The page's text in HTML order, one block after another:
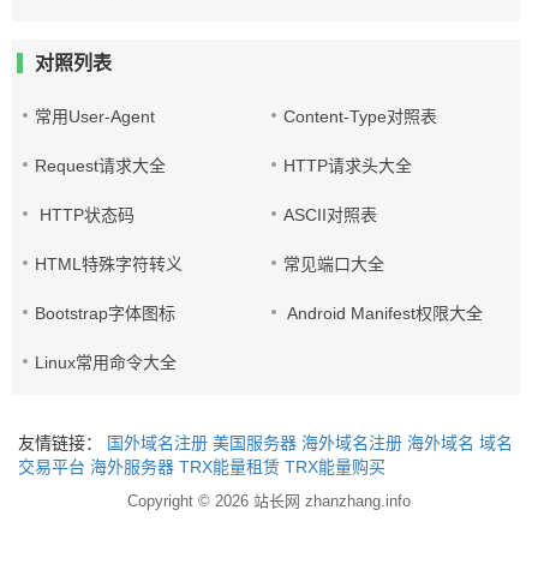
对照列表
常用User-Agent Content-Type对照表
Request请求大全 HTTP请求头大全
HTTP状态码 ASCII对照表
HTML特殊字符转义 常见端口大全
Bootstrap字体图标 Android Manifest权限大全
Linux常用命令大全
友情链接： 国外域名注册 美国服务器 海外域名注册 海外域名 域名
交易平台 海外服务器 TRX能量租赁 TRX能量购买
Copyright © 2026 站长网 zhanzhang.info